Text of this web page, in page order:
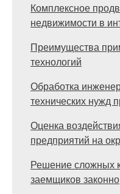
Комплексное
недвижимости в
Преимущества
технологий
Обработка
технических нужд
Оценка
предприятий на
Решение сложных
заемщиков законно